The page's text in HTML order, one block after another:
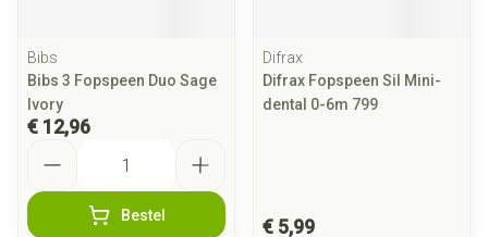
Bibs
Bibs 3 Fopspeen Duo Sage
Ivory
€ 12,96
Bestel
Difrax
Difrax Fopspeen Sil Mini-
dental 0-6m 799
€ 5,99